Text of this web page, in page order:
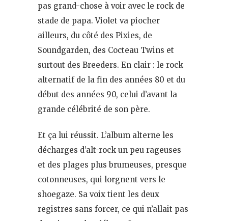
pas grand-chose à voir avec le rock de
stade de papa. Violet va piocher
ailleurs, du côté des Pixies, de
Soundgarden, des Cocteau Twins et
surtout des Breeders. En clair : le rock
alternatif de la fin des années 80 et du
début des années 90, celui d’avant la
grande célébrité de son père.
Et ça lui réussit. L’album alterne les
décharges d’alt-rock un peu rageuses
et des plages plus brumeuses, presque
cotonneuses, qui lorgnent vers le
shoegaze. Sa voix tient les deux
registres sans forcer, ce qui n’allait pas